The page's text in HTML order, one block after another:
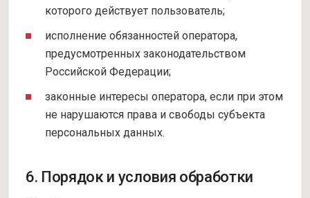
которого действует пользователь;
исполнение обязанностей оператора,
предусмотренных законодательством
Российской Федерации;
законные интересы оператора, если при этом
не нарушаются права и свободы субъекта
персональных данных.
6. Порядок и условия обработки